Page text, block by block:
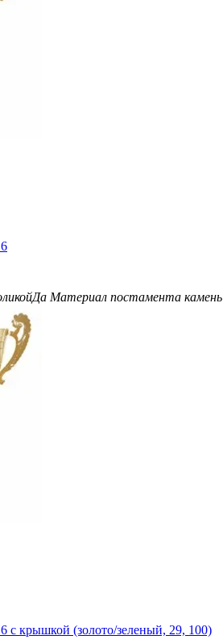
Да Материал постамента камень
с крышкой (золото/зеленый, 29, 100)